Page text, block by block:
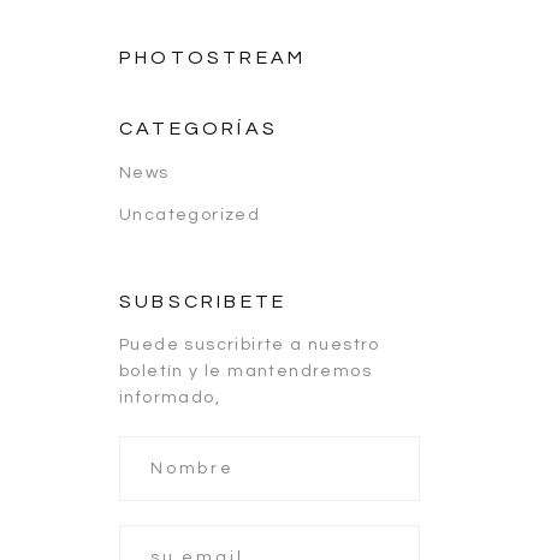
PHOTOSTREAM
CATEGORÍAS
News
Uncategorized
SUBSCRIBETE
Puede suscribirte a nuestro
boletín y le mantendremos
informado,